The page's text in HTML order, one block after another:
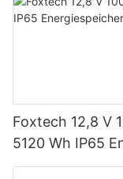
Foxtech 12,8 V
5120 Wh IP65
Heimsysteme